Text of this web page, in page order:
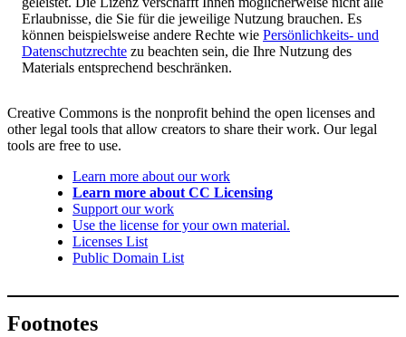
Erlaubnisse, die Sie für die jeweilige Nutzung brauchen. Es
können beispielsweise andere Rechte wie Persönlichkeits- und
Datenschutzrechte zu beachten sein, die Ihre Nutzung des
Materials entsprechend beschränken.
Creative Commons is the nonprofit behind the open licenses and
other legal tools that allow creators to share their work. Our legal
tools are free to use.
Learn more about our work
Learn more about CC Licensing
Support our work
Use the license for your own material.
Licenses List
Public Domain List
Footnotes